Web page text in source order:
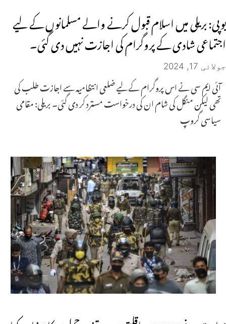
یوپی: بریلی میں اسلام قبول کرنے والے مسلمانوں کے لیے
اجتماعی شادی کے پروگرام کی اجازت نہیں دی گئی۔
جولائی 17, 2024
آئی ایم سی نے اس پروگرام کے لیے ضلعی انتظامیہ سے اجازت طلب کی
تھی لیکن منگل کی شام ان کی درخواست مسترد کر دی گئی۔ بریلی: مقامی
سیاسی گروپ